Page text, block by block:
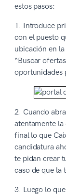
estos pasos:
1. Introduce
con el puesto
ubicación en
“Buscar
oportunidades
2. Cuando
atentamente
final lo que
candidatura
te pidan crear
caso de que la
3. Luego lo